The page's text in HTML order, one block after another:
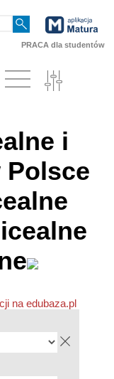
PRACA dla studentów
i
Polsce
na edubaza.pl